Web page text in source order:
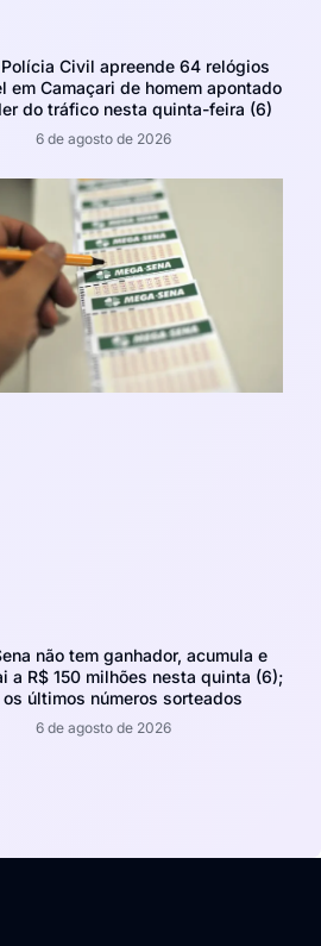
Civil apreende 64 relógios
em Camaçari de homem apontado
do tráfico nesta quinta-feira (6)
6 de agosto de 2026
não tem ganhador, acumula e
a R$ 150 milhões nesta quinta (6);
últimos números sorteados
6 de agosto de 2026